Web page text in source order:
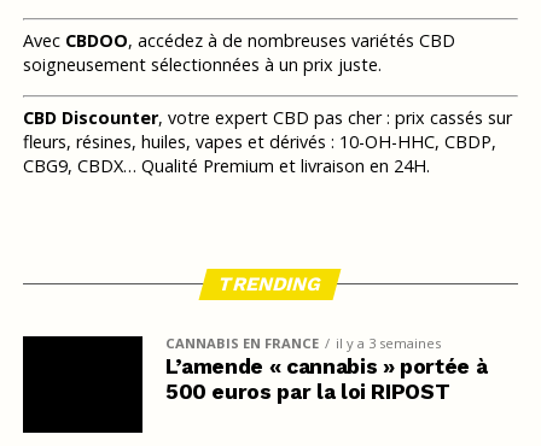
Avec CBDOO, accédez à de nombreuses variétés CBD
soigneusement sélectionnées à un prix juste.
CBD Discounter, votre expert CBD pas cher : prix cassés sur
fleurs, résines, huiles, vapes et dérivés : 10-OH-HHC, CBDP,
CBG9, CBDX… Qualité Premium et livraison en 24H.
TRENDING
CANNABIS EN FRANCE il y a 3 semaines
L’amende « cannabis » portée à
500 euros par la loi RIPOST